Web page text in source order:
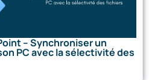
– Synchroniser un
PC avec la sélectivité des